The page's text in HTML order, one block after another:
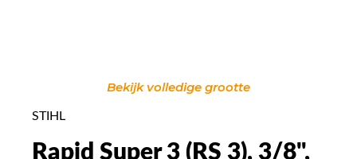
Bekijk volledige grootte
STIHL
Rapid Super 3 (RS 3), 3/8",